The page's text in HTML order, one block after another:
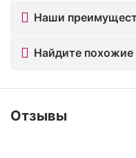
Наши
Найдите похожие
Отзывы